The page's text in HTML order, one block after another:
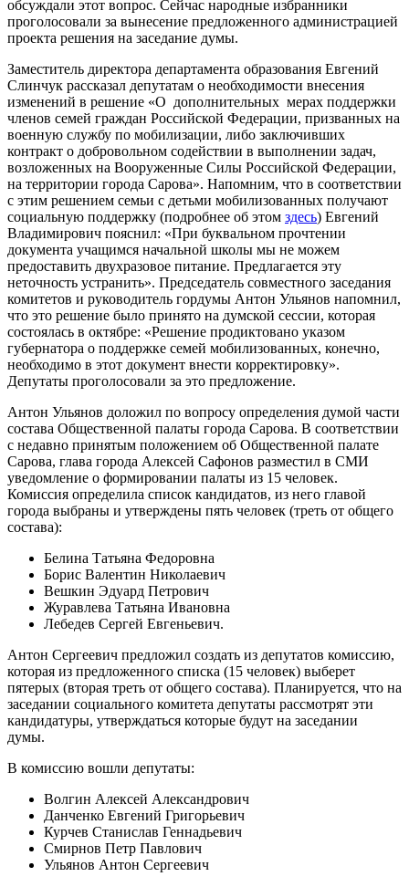
обсуждали этот вопрос. Сейчас народные избранники
проголосовали за вынесение предложенного администрацией
проекта решения на заседание думы.
Заместитель директора департамента образования Евгений
Слинчук рассказал депутатам о необходимости внесения
изменений в решение «О дополнительных мерах поддержки
членов семей граждан Российской Федерации, призванных на
военную службу по мобилизации, либо заключивших
контракт о добровольном содействии в выполнении задач,
возложенных на Вооруженные Силы Российской Федерации,
на территории города Сарова». Напомним, что в соответствии
с этим решением семьи с детьми мобилизованных получают
социальную поддержку (подробнее об этом здесь) Евгений
Владимирович пояснил: «При буквальном прочтении
документа учащимся начальной школы мы не можем
предоставить двухразовое питание. Предлагается эту
неточность устранить». Председатель совместного заседания
комитетов и руководитель гордумы Антон Ульянов напомнил,
что это решение было принято на думской сессии, которая
состоялась в октябре: «Решение продиктовано указом
губернатора о поддержке семей мобилизованных, конечно,
необходимо в этот документ внести корректировку».
Депутаты проголосовали за это предложение.
Антон Ульянов доложил по вопросу определения думой части
состава Общественной палаты города Сарова. В соответствии
с недавно принятым положением об Общественной палате
Сарова, глава города Алексей Сафонов разместил в СМИ
уведомление о формировании палаты из 15 человек.
Комиссия определила список кандидатов, из него главой
города выбраны и утверждены пять человек (треть от общего
состава):
Белина Татьяна Федоровна
Борис Валентин Николаевич
Вешкин Эдуард Петрович
Журавлева Татьяна Ивановна
Лебедев Сергей Евгеньевич.
Антон Сергеевич предложил создать из депутатов комиссию,
которая из предложенного списка (15 человек) выберет
пятерых (вторая треть от общего состава). Планируется, что на
заседании социального комитета депутаты рассмотрят эти
кандидатуры, утверждаться которые будут на заседании
думы.
В комиссию вошли депутаты:
Волгин Алексей Александрович
Данченко Евгений Григорьевич
Курчев Станислав Геннадьевич
Смирнов Петр Павлович
Ульянов Антон Сергеевич